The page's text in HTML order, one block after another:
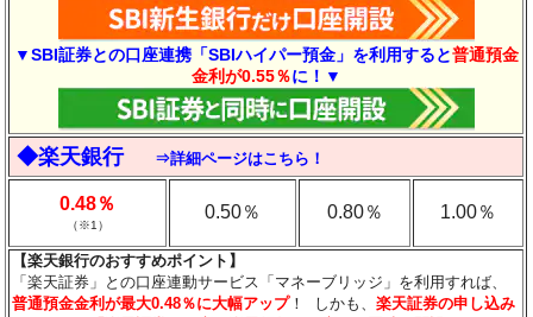
▼SBI証券との口座連携「SBIハイパー預金」を利用すると普通預金
金利が0.55％に！▼
◆楽天銀行 ⇒詳細ページはこちら！
0.48％
（※1 ）
0.50％ 0.80％ 1.00％
【楽天銀行のおすすめポイント】
「楽天証券」との口座連動サービス「マネーブリッジ」を利用すれば、
普通預金金利が最大0.48％に大幅アップ！ しかも、楽天証券の申し込み